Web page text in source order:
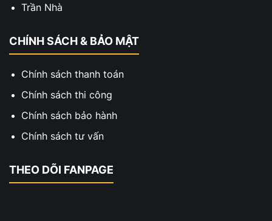
Trần Nhà
CHÍNH SÁCH & BẢO MẬT
Chính sách thanh toán
Chính sách thi công
Chính sách bảo hành
Chính sách tư vấn
THEO DÕI FANPAGE